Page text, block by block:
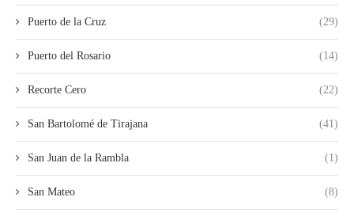
Puerto de la Cruz (29)
Puerto del Rosario (14)
Recorte Cero (22)
San Bartolomé de Tirajana (41)
San Juan de la Rambla (1)
San Mateo (8)